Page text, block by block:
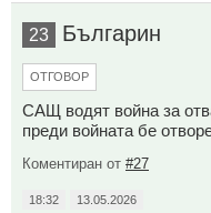
23 Българин
ОТГОВОР
САЩ водят война за
преди войната бе
Коментиран от #27
18:32 13.05.2026